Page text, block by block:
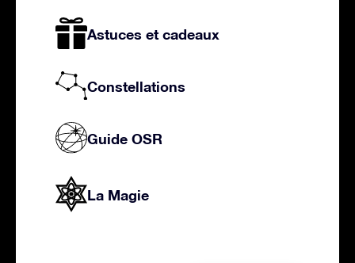
Astuces et cadeaux
Constellations
Guide OSR
La Magie